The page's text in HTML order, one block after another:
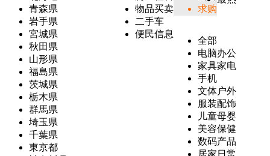
青森県
岩手県
宮城県
秋田県
山形県
福島県
茨城県
栃木県
群馬県
埼玉県
千葉県
東京都
物品买卖
二手车
便民信息
求购
全部
电脑办公
家具家电
手机
文体户外
服装配饰
儿童母婴
美容保健
数码产品
居家日常